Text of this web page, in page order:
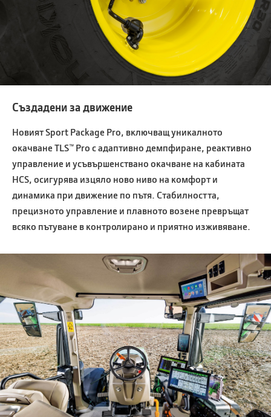
Създадени за движение
Новият Sport Package Pro, включващ уникалното
окачване TLS™ Pro с адаптивно демпфиране, реактивно
управление и усъвършенствано окачване на кабината
HCS, осигурява изцяло ново ниво на комфорт и
динамика при движение по пътя. Стабилността,
прецизното управление и плавното возене превръщат
всяко пътуване в контролирано и приятно изживяване.